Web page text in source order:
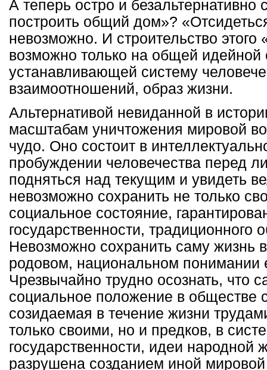
А теперь остро и безальтернативно
построить общий дом»?
невозможно. И строительство
возможно только на общей идейной
устанавливающей систему
взаимоотношений, образ жизни.
Альтернативой невиданной в
масштабам уничтожения мировой
чудо. Оно состоит в
пробуждении человечества перед
подняться над текущим и увидеть
невозможно сохранить не только
социальное состояние,
государственности, традиционного
Невозможно сохранить саму жизнь
родовом, национальном понимании
Чрезвычайно трудно осознать, что
социальное положение в обществе
созидаемая в течение жизни
только своими, но и предков, в
государственности, идеи народной
разрушена созданием иной